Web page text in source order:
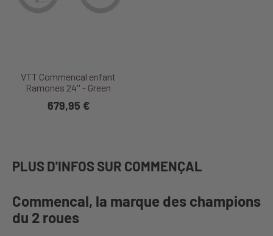
VTT Commencal enfant
Ramones 24'' - Green
679,95 €
PLUS D'INFOS SUR COMMENÇAL
Commencal, la marque des champions
du 2 roues